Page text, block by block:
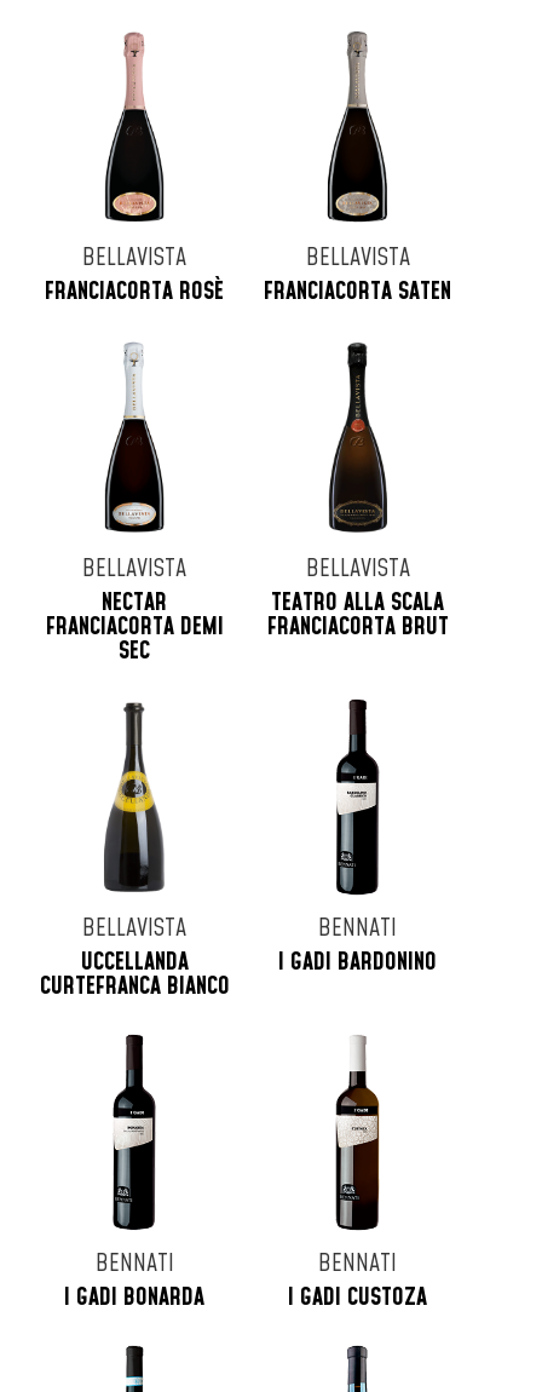
BELLAVISTA
FRANCIACORTA ROSÈ
BELLAVISTA
FRANCIACORTA SATEN
BELLAVISTA
NECTAR
FRANCIACORTA DEMI
SEC
BELLAVISTA
TEATRO ALLA SCALA
FRANCIACORTA BRUT
BELLAVISTA
UCCELLANDA
CURTEFRANCA BIANCO
BENNATI
I GADI BARDONINO
BENNATI
I GADI BONARDA
BENNATI
I GADI CUSTOZA